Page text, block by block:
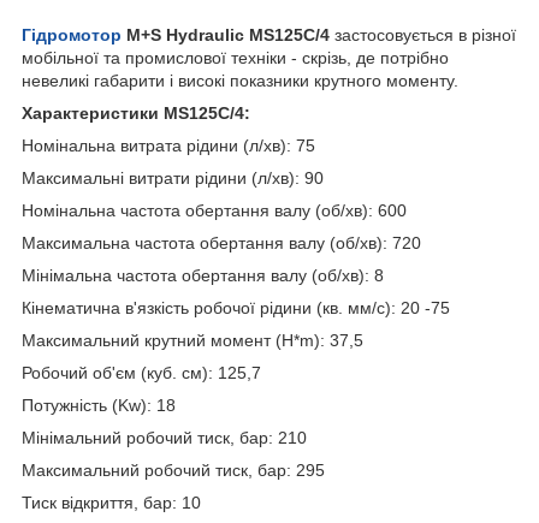
Гідромотор M+S Hydraulic MS125C/4 застосовується в різної
мобільної та промислової техніки - скрізь, де потрібно
невеликі габарити і високі показники крутного моменту.
Характеристики MS125C/4:
Номінальна витрата рідини (л/хв): 75
Максимальні витрати рідини (л/хв): 90
Номінальна частота обертання валу (об/хв): 600
Максимальна частота обертання валу (об/хв): 720
Мінімальна частота обертання валу (об/хв): 8
Кінематична в'язкість робочої рідини (кв. мм/с): 20 -75
Максимальний крутний момент (H*m): 37,5
Робочий об'єм (куб. см): 125,7
Потужність (Kw): 18
Мінімальний робочий тиск, бар: 210
Максимальний робочий тиск, бар: 295
Тиск відкриття, бар: 10